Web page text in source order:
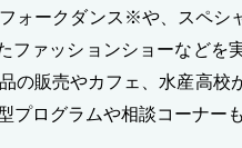
ォークダンス※や、スペシ
ファッションショーなどを
の販売やカフェ、水産高校
ログラムや相談コーナー